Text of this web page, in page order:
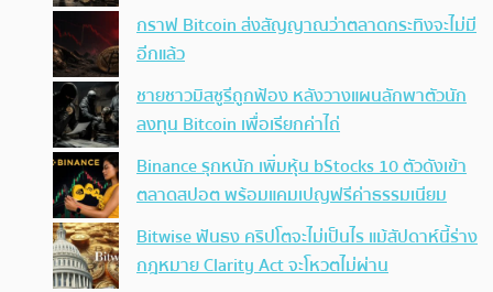
กราฟ Bitcoin ส่งสัญญาณว่าตลาดกระทิงจะไม่มี
อีกแล้ว
ชายชาวมิสซูรีถูกฟ้อง หลังวางแผนลักพาตัวนัก
ลงทุน Bitcoin เพื่อเรียกค่าไถ่
Binance รุกหนัก เพิ่มหุ้น bStocks 10 ตัวดังเข้า
ตลาดสปอต พร้อมแคมเปญฟรีค่าธรรมเนียม
Bitwise ฟันธง คริปโตจะไม่เป็นไร แม้สัปดาห์นี้ร่าง
กฎหมาย Clarity Act จะโหวตไม่ผ่าน